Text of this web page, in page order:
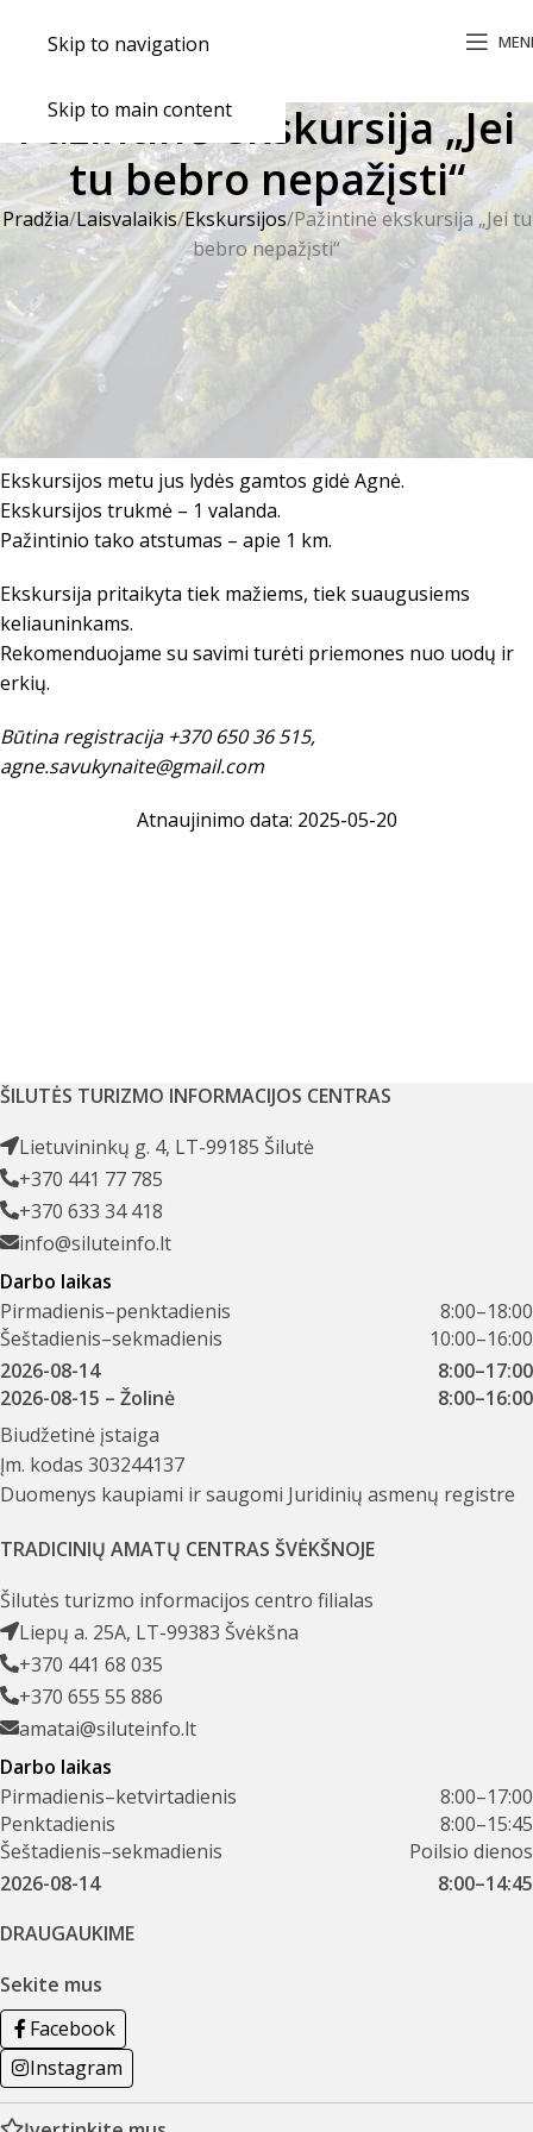
Skip to navigation
Skip to main content
Pažintinė ekskursija „Jei
tu bebro nepažįsti“
Pradžia Laisvalaikis Ekskursijos Pažintinė ekskursija „Jei tu
bebro nepažįsti“
Ekskursijos metu keliausite pažintiniu taku Vilkų Kampo
kaime, Švėkšnos seniūnijoje, o jame susipažinsite su
stambiausiais Lietuvos graužikais- bebrais. Sužinosite ir
pamatysite, ką bebrai veikia visus metus, bei dar daug
įdomių dalykų iš aktyvaus bebrų gyvenimo. O svarbiausia
patirsite, kad bebrai- labai šaunūs kaimynai.
Ekskursijos metu jus lydės gamtos gidė Agnė.
Ekskursijos trukmė – 1 valanda.
Pažintinio tako atstumas – apie 1 km.
Ekskursija pritaikyta tiek mažiems, tiek suaugusiems
keliauninkams.
Rekomenduojame su savimi turėti priemones nuo uodų ir
erkių.
Būtina registracija +370 650 36 515,
agne.savukynaite@gmail.com
Atnaujinimo data: 2025-05-20
ŠILUTĖS TURIZMO INFORMACIJOS CENTRAS
Lietuvininkų g. 4, LT-99185 Šilutė
+370 441 77 785
+370 633 34 418
info@siluteinfo.lt
Darbo laikas
Pirmadienis–penktadienis
8:00–18:00
Šeštadienis–sekmadienis
10:00–16:00
2026-08-14
8:00–17:00
2026-08-15 – Žolinė
8:00–16:00
Biudžetinė įstaiga
Įm. kodas 303244137
Duomenys kaupiami ir saugomi Juridinių asmenų registre
TRADICINIŲ AMATŲ CENTRAS ŠVĖKŠNOJE
Šilutės turizmo informacijos centro filialas
Liepų a. 25A, LT-99383 Švėkšna
+370 441 68 035
+370 655 55 886
amatai@siluteinfo.lt
Darbo laikas
Pirmadienis–ketvirtadienis
8:00–17:00
Penktadienis
8:00–15:45
Šeštadienis–sekmadienis
Poilsio dienos
2026-08-14
8:00–14:45
DRAUGAUKIME
Sekite mus
Facebook
Instagram